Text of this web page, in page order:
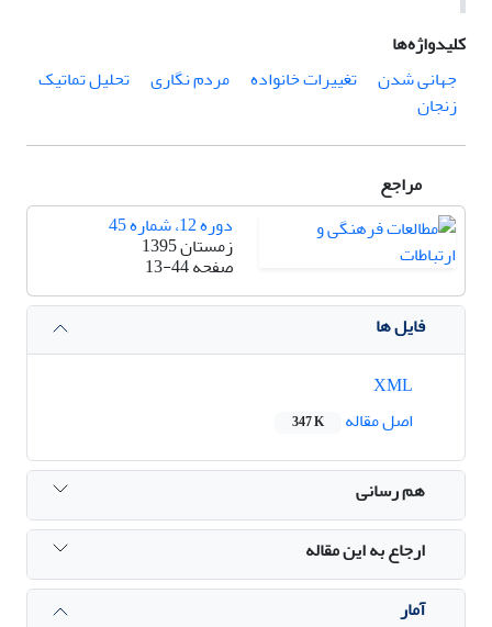
کلیدواژه‌ها
جهانی شدن
تغییرات خانواده مردم نگاری
تحلیل تماتیک
زنجان
مراجع
دوره 12، شماره 45
زمستان 1395
صفحه13-44
فایل ها
اصل مقاله
347 K
هم رسانی
ارجاع به این مقاله
آمار